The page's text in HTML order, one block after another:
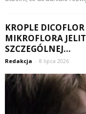
KROPLE
MIKROFLORA
SZCZEGÓLNEJ...
Redakcja - 8 lipca 2026